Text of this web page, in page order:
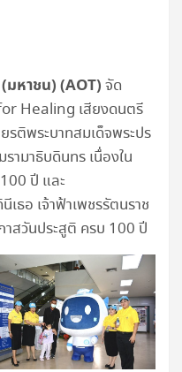
มหาชน) (AOT) จัด
Healing เสียงดนตรี
รติพระบาทสมเด็จพระปร
ามาธิบดินทร เนื่องใน
ปี และ
เธอ เจ้าฟ้าเพชรรัตนราช
สวันประสูติ ครบ 100 ปี